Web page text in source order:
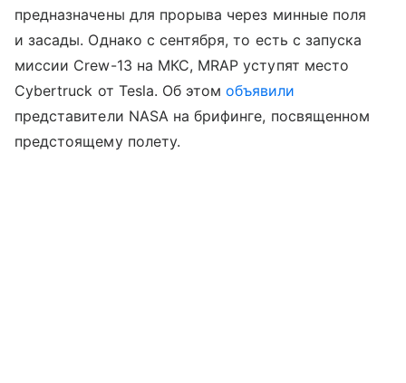
предназначены для прорыва через минные поля
и засады. Однако с сентября, то есть с запуска
миссии Crew-13 на МКС, MRAP уступят место
Cybertruck от Tesla. Об этомобъявили
представители NASA на брифинге, посвященном
предстоящему полету.